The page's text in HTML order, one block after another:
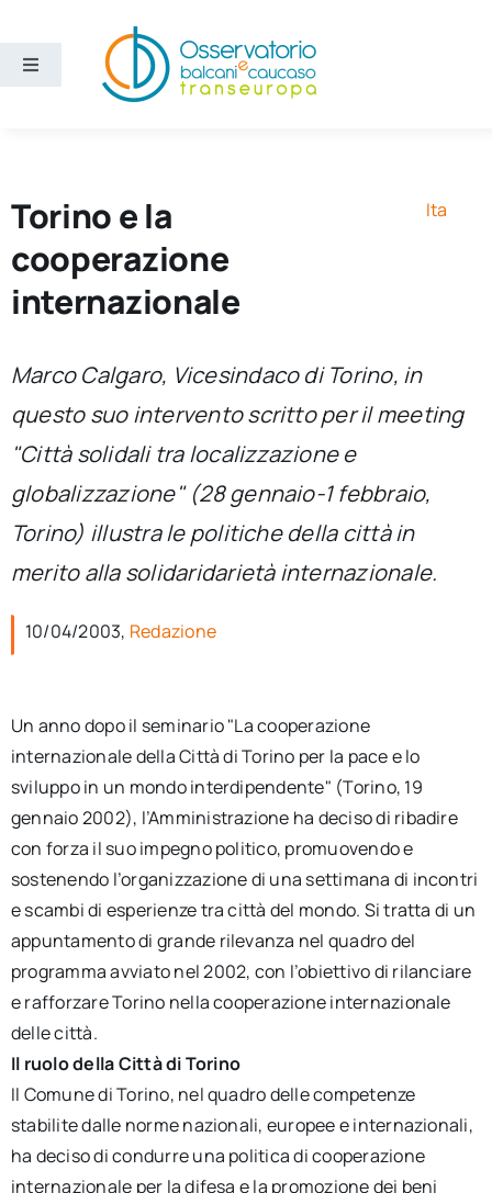
contenuto
Toggle
Ricerca e divulgazione
Chi siamo
per:
Newsletter
Ita
Torino e la
cooperazione
internazionale
Ita
Marco Calgaro, Vicesindaco di Torino, in
questo suo intervento scritto per il meeting
"Città solidali tra localizzazione e
globalizzazione" (28 gennaio-1 febbraio,
Torino) illustra le politiche della città in
merito alla solidaridarietà internazionale.
10/04/2003, Redazione
Un anno dopo il seminario "La cooperazione
internazionale della Città di Torino per la pace e lo
sviluppo in un mondo interdipendente" (Torino, 19
gennaio 2002), l’Amministrazione ha deciso di ribadire
con forza il suo impegno politico, promuovendo e
sostenendo l’organizzazione di una settimana di incontri
e scambi di esperienze tra città del mondo. Si tratta di un
appuntamento di grande rilevanza nel quadro del
programma avviato nel 2002, con l’obiettivo di rilanciare
e rafforzare Torino nella cooperazione internazionale
delle città.
Il ruolo della Città di Torino
Il Comune di Torino, nel quadro delle competenze
stabilite dalle norme nazionali, europee e internazionali,
ha deciso di condurre una politica di cooperazione
internazionale per la difesa e la promozione dei beni